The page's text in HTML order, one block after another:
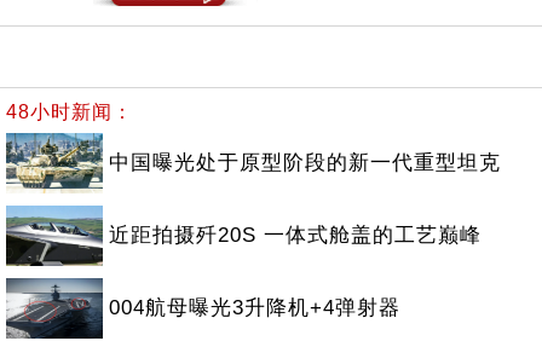
48小时新闻：
中国曝光处于原型阶段的新一代重型坦克
近距拍摄歼20S 一体式舱盖的工艺巅峰
004航母曝光3升降机+4弹射器